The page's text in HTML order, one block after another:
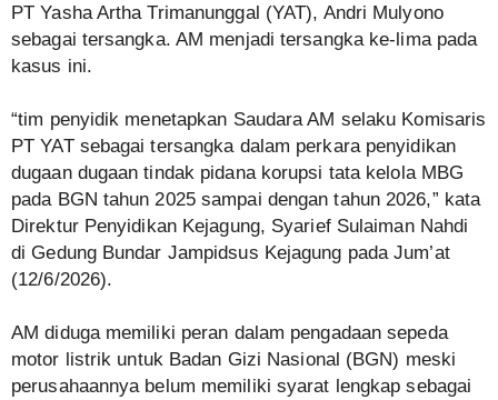
PT Yasha Artha Trimanunggal (YAT), Andri Mulyono
sebagai tersangka. AM menjadi tersangka ke-lima pada
kasus ini.
“tim penyidik menetapkan Saudara AM selaku Komisaris
PT YAT sebagai tersangka dalam perkara penyidikan
dugaan dugaan tindak pidana korupsi tata kelola MBG
pada BGN tahun 2025 sampai dengan tahun 2026,” kata
Direktur Penyidikan Kejagung, Syarief Sulaiman Nahdi
di Gedung Bundar Jampidsus Kejagung pada Jum’at
(12/6/2026).
AM diduga memiliki peran dalam pengadaan sepeda
motor listrik untuk Badan Gizi Nasional (BGN) meski
perusahaannya belum memiliki syarat lengkap sebagai